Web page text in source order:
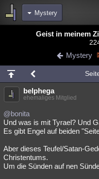
Mystery
Chat Wiki
meine Rubriken
Menschen Wissenschaft
Spiritualität
Natur Umfragen
weitere Rubriken
Philosophie
Geist in meinem
Mystery
belphega
ehemaliges Mitglied
@bonita
Und was is mit Tyrael? Und
Es gibt Engel auf beiden
Aber dieses Teufel/Satan-
Christentums.
Um die Sünden auf nen